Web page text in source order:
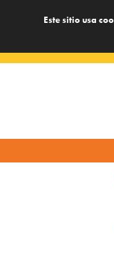
Este sitio usa